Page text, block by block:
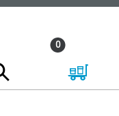
0